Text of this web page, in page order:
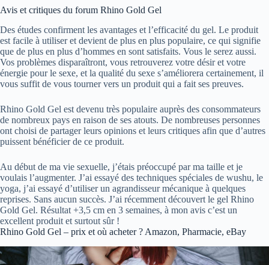
Avis et critiques du forum Rhino Gold Gel
Des études confirment les avantages et l’efficacité du gel. Le produit
est facile à utiliser et devient de plus en plus populaire, ce qui signifie
que de plus en plus d’hommes en sont satisfaits. Vous le serez aussi.
Vos problèmes disparaîtront, vous retrouverez votre désir et votre
énergie pour le sexe, et la qualité du sexe s’améliorera certainement, il
vous suffit de vous tourner vers un produit qui a fait ses preuves.
Rhino Gold Gel est devenu très populaire auprès des consommateurs
de nombreux pays en raison de ses atouts. De nombreuses personnes
ont choisi de partager leurs opinions et leurs critiques afin que d’autres
puissent bénéficier de ce produit.
Au début de ma vie sexuelle, j’étais préoccupé par ma taille et je
voulais l’augmenter. J’ai essayé des techniques spéciales de wushu, le
yoga, j’ai essayé d’utiliser un agrandisseur mécanique à quelques
reprises. Sans aucun succès. J’ai récemment découvert le gel Rhino
Gold Gel. Résultat +3,5 cm en 3 semaines, à mon avis c’est un
excellent produit et surtout sûr !
Rhino Gold Gel – prix et où acheter ? Amazon, Pharmacie, eBay